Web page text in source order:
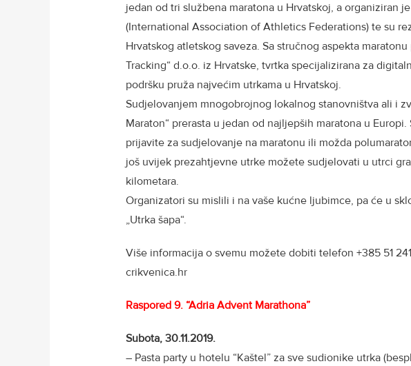
jedan od tri službena maratona u Hrvatskoj, a organiziran
(International Association of Athletics Federations) te su
Hrvatskog atletskog saveza. Sa stručnog aspekta
Tracking“ d.o.o. iz Hrvatske, tvrtka specijalizirana za
podršku pruža najvećim utrkama u Hrvatskoj.
Sudjelovanjem mnogobrojnog lokalnog stanovništva ali i
Maraton“ prerasta u jedan od najljepših maratona u
prijavite za sudjelovanje na maratonu ili možda
još uvijek prezahtjevne utrke možete sudjelovati u utrci
kilometara.
Organizatori su mislili i na vaše kućne ljubimce, pa će u
„Utrka šapa“.
Više informacija o svemu možete dobiti telefon +385 51
crikvenica.hr
Raspored 9. “Adria Advent Marathona”
Subota, 30.11.2019.
– Pasta party u hotelu “Kaštel” za sve sudionike utrka